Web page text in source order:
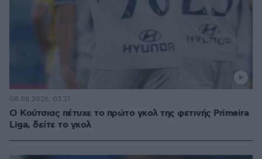
Ο Κούτσιας πέτυχε το πρώτο γκολ της φετινής Primeira
Liga, δείτε το γκολ
08.08.2026, 03:31